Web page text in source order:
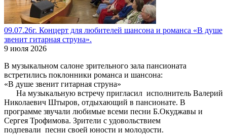
09.07.26г. Концерт для любителей шансона и романса «В душе
звенит гитарная струна».
9 июля 2026
В музыкальном салоне зрительного зала пансионата
встретились поклонники романса и шансона:
«В душе звенит гитарная струна»
На музыкальную встречу пригласил исполнитель Валерий
Николаевич Штыров, отдыхающий в пансионате. В
программе звучали любимые всеми песни Б.Окуджавы и
Сергея Трофимова. Зрители с удовольствием
подпевали песни своей юности и молодости.